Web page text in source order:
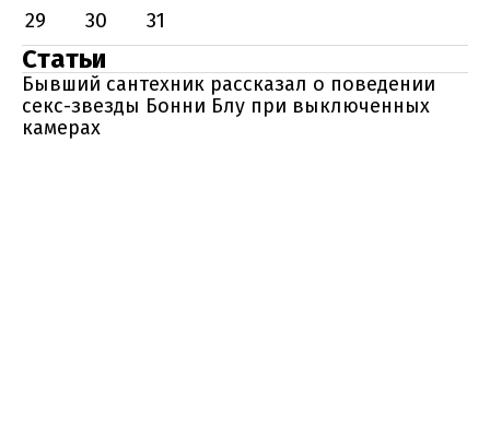
29
30 31
Статьи
Бывший сантехник рассказал о поведении
секс-звезды Бонни Блу при выключенных
камерах